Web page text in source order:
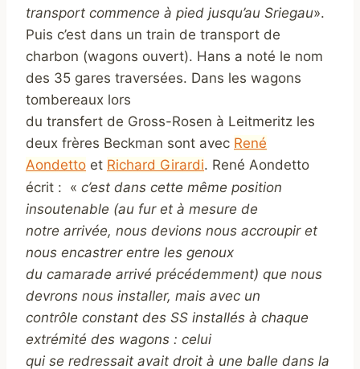
transport commence à pied jusqu’au Sriegau».
Puis c’est dans un train de transport de
charbon (wagons ouvert). Hans a noté le nom
des 35 gares traversées. Dans les wagons
tombereaux lors
du transfert de Gross-Rosen à Leitmeritz les
deux frères Beckman sont avec René
Aondetto et Richard Girardi. René Aondetto
écrit : « c’est dans cette même position
insoutenable (au fur et à mesure de
notre arrivée, nous devions nous accroupir et
nous encastrer entre les genoux
du camarade arrivé précédemment) que nous
devrons nous installer, mais avec un
contrôle constant des SS installés à chaque
extrémité des wagons : celui
qui se redressait avait droit à une balle dans la